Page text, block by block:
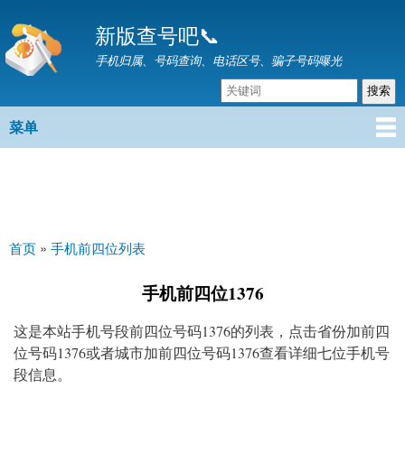
转
到
要
容
新版查号吧📞
手机归属、号码查询、电话区号、骗子号码曝光
主菜单
菜单
你在这里
首页 » 手机前四位列表
手机前四位1376
这是本站手机号段前四位号码1376的列表，点击省份加前四
位号码1376或者城市加前四位号码1376查看详细七位手机号
段信息。